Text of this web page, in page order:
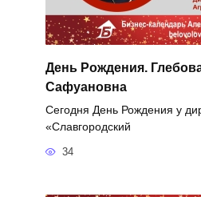
День Рождения.
Сафуановна
Сегодня День Рождения у
«Славгородский
34